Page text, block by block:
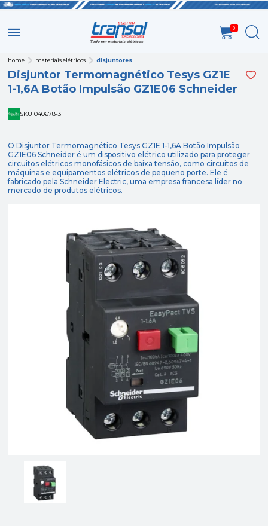
0
home materiais elétricos disjuntores
Disjuntor Termomagnético Tesys GZ1E
1-1,6A Botão Impulsão GZ1E06 Schneider
SKU 040678-3
O Disjuntor Termomagnético Tesys GZ1E 1-1,6A Botão Impulsão
GZ1E06 Schneider é um dispositivo elétrico utilizado para proteger
circuitos elétricos monofásicos de baixa tensão, como circuitos de
máquinas e equipamentos elétricos de pequeno porte. Ele é
fabricado pela Schneider Electric, uma empresa francesa líder no
mercado de produtos elétricos.